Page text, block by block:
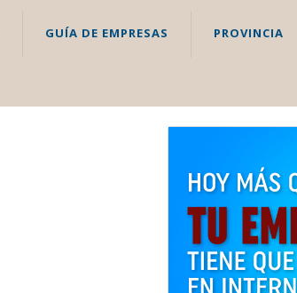
GUÍA DE EMPRESAS PROVINCIA